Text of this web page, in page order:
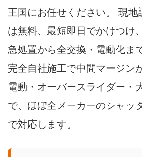
王国にお任せください。 現地
は無料、最短即日でかけつけ
急処置から全交換・電動化ま
完全自社施工で中間マージン
電動・オーバースライダー・
で、ほぼ全メーカーのシャッ
で対応します。